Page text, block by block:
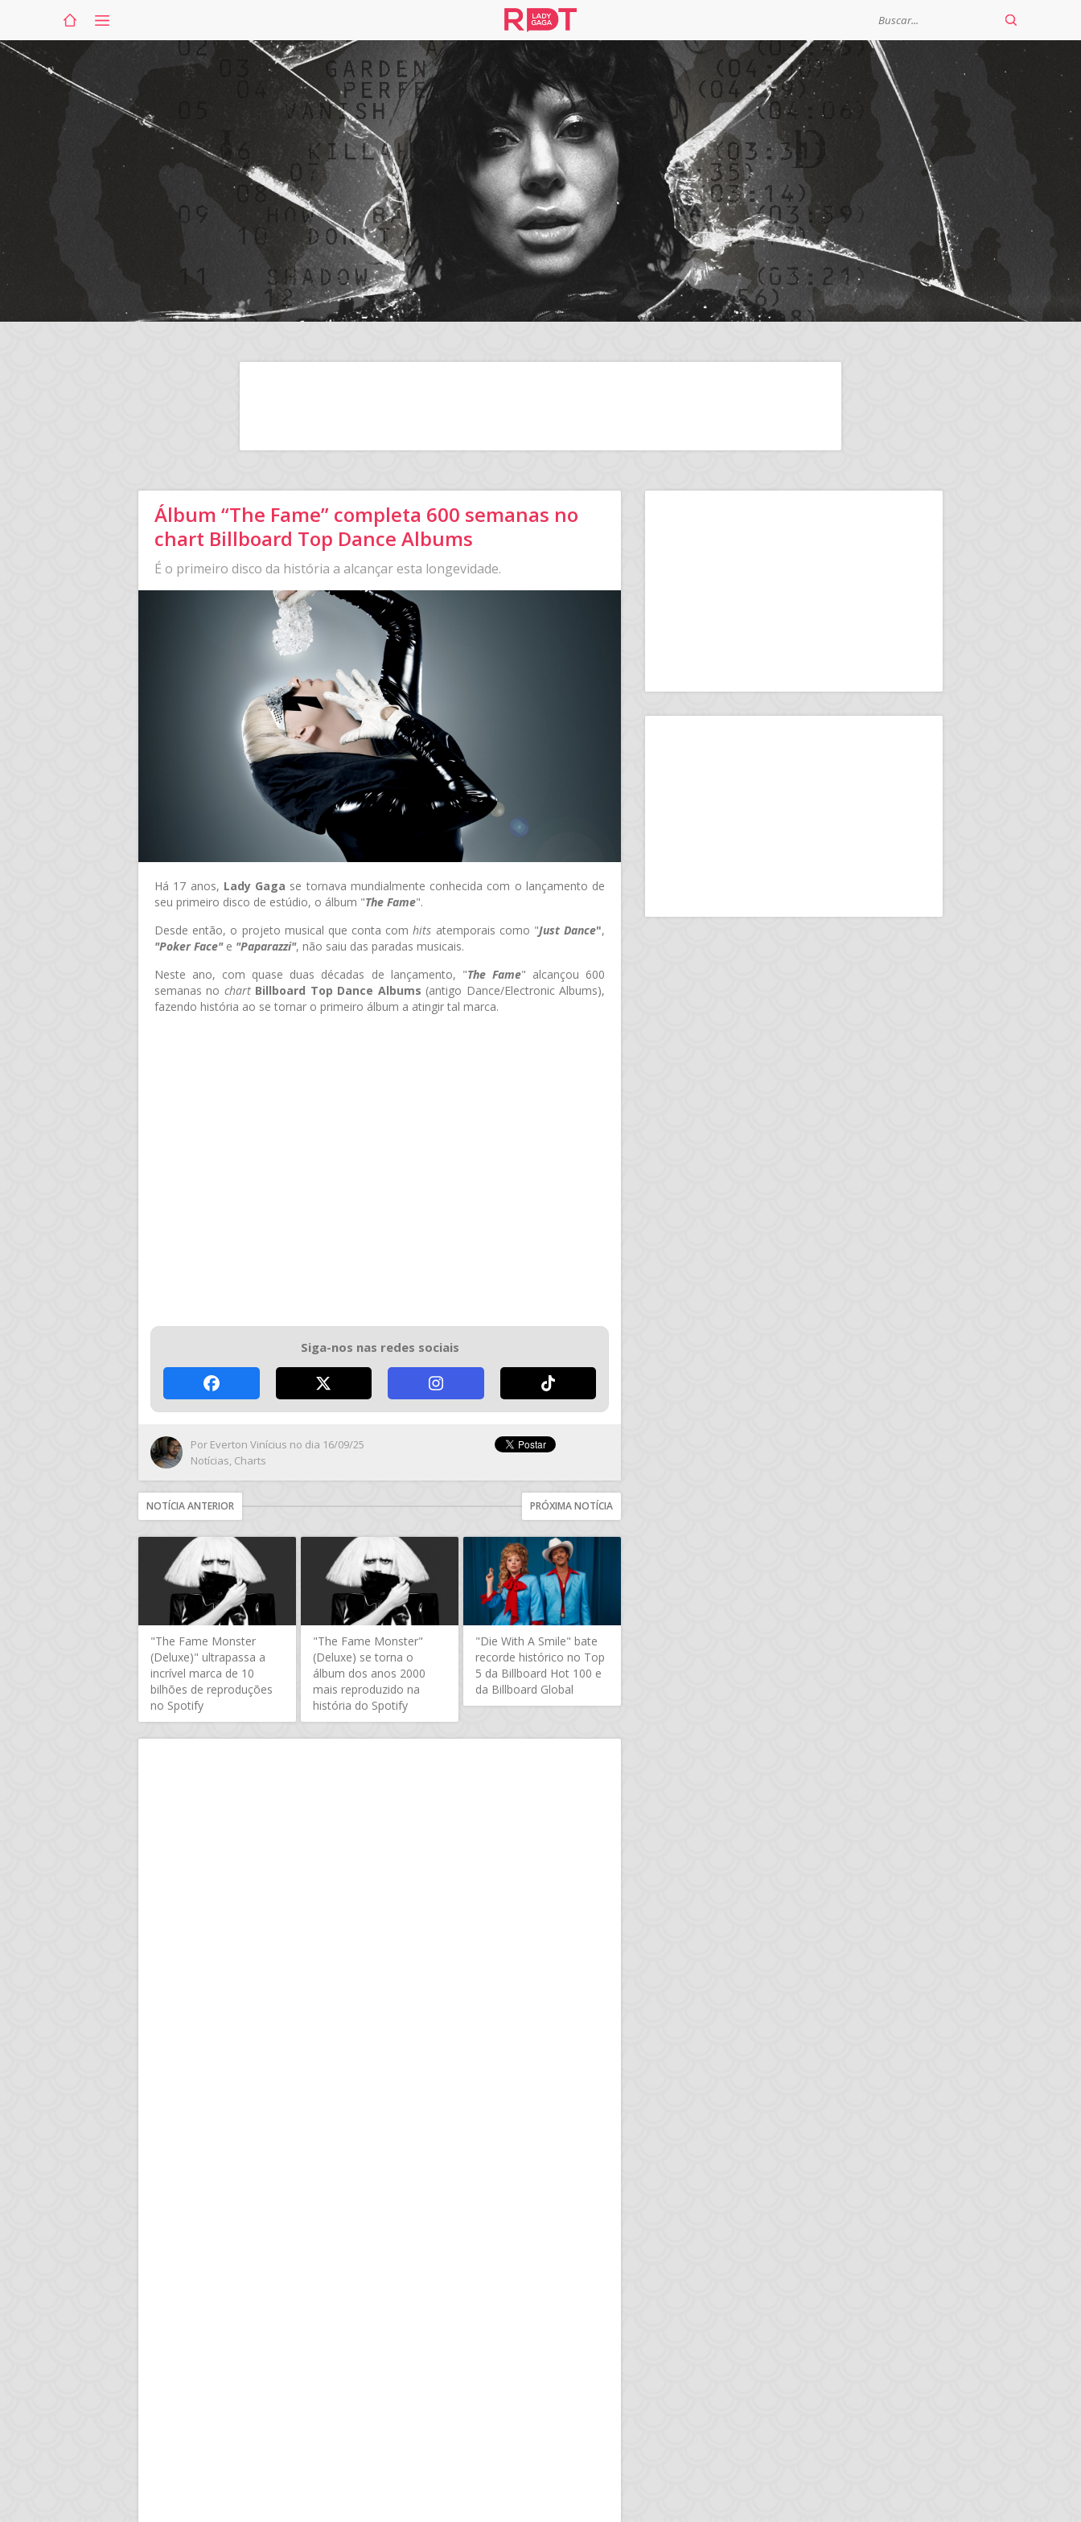
Álbum “The Fame” completa 600 semanas no
chart Billboard Top Dance Albums
É o primeiro disco da história a alcançar esta longevidade.
Há 17 anos, Lady Gaga se tornava mundialmente conhecida com o lançamento de
seu primeiro disco de estúdio, o álbum "The Fame".
Desde então, o projeto musical que conta comhits atemporais como "Just Dance",
"Poker Face"e "Paparazzi", não saiu das paradas musicais.
Neste ano, com quase duas décadas de lançamento, "The Fame" alcançou 600
semanas no chart Billboard Top Dance Albums (antigo Dance/Electronic Albums),
fazendo história ao se tornar o primeiro álbum a atingir tal marca.
Siga-nos nas redes sociais
Por Everton Vinícius no dia 16/09/25
Notícias Charts
NOTÍCIA ANTERIOR PRÓXIMA NOTÍCIA
"The Fame Monster
(Deluxe)" ultrapassa a
incrível marca de 10
bilhões de reproduções
no Spotify
"The Fame Monster"
(Deluxe) se torna o
álbum dos anos 2000
mais reproduzido na
história do Spotify
"Die With A Smile" bate
recorde histórico no Top
5 da Billboard Hot 100 e
da Billboard Global